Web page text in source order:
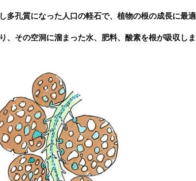
多孔質になった人口の軽石で、植物の根の成長に最適
、その空洞に溜まった水、肥料、酸素を根が吸収しま